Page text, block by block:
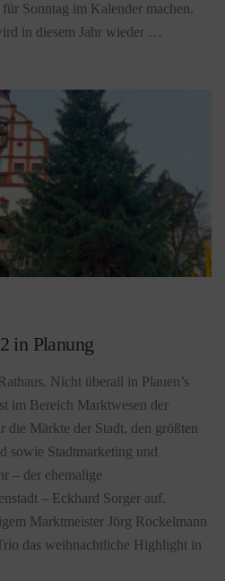
Sonntag im Kalender machen.
in diesem Jahr wieder …
in Planung
Nicht überall in Plauen’s
im Bereich Marktwesen der
Märkte der Stadt, den größten
sowie Stadtmarketing und
– der ehemalige
– Eckhard Sorger auf.
Marktmeister Jörg Rockelmann
das weihnachtliche Highlight in